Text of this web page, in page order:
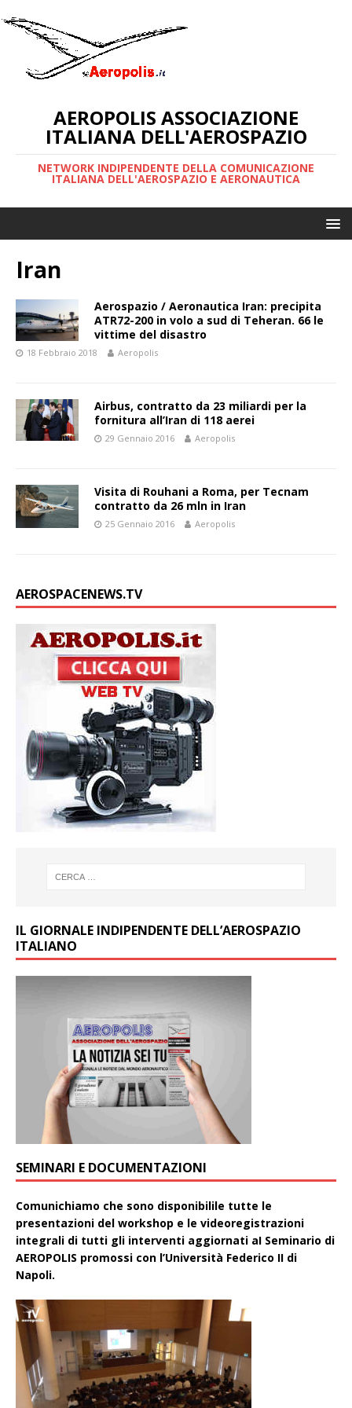
AEROPOLIS ASSOCIAZIONE
ITALIANA DELL'AEROSPAZIO
NETWORK INDIPENDENTE DELLA COMUNICAZIONE
ITALIANA DELL'AEROSPAZIO E AERONAUTICA
Iran
Aerospazio / Aeronautica Iran: precipita
ATR72-200 in volo a sud di Teheran. 66 le
vittime del disastro
18 Febbraio 2018 Aeropolis
Airbus, contratto da 23 miliardi per la
fornitura all’Iran di 118 aerei
29 Gennaio 2016 Aeropolis
Visita di Rouhani a Roma, per Tecnam
contratto da 26 mln in Iran
25 Gennaio 2016 Aeropolis
AEROSPACENEWS.TV
IL GIORNALE INDIPENDENTE DELL’AEROSPAZIO
ITALIANO
SEMINARI E DOCUMENTAZIONI
Comunichiamo che sono disponibilile tutte le
presentazioni del workshop e le videoregistrazioni
integrali di tutti gli interventi aggiornati aI Seminario di
AEROPOLIS promossi con l’Università Federico II di
Napoli.